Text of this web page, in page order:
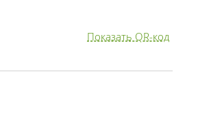
Показать QR-код